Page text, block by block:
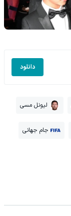
دانلود
لیونل مسی
جام جهانی